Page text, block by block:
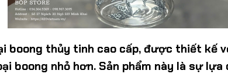
boong thủy tinh cao cấp, được thiết kế
boong nhỏ hơn. Sản phẩm này là sự